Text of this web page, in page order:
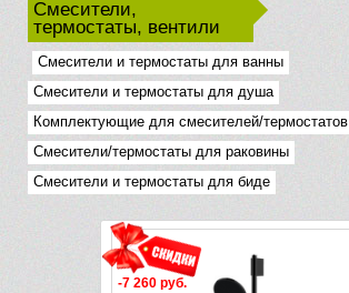
Смесители,
термостаты, вентили
Смесители и термостаты для ванны
Смесители и термостаты для душа
Комплектующие для смесителей/термостатов
Смесители/термостаты для раковины
Смесители и термостаты для биде
-7 260 руб.